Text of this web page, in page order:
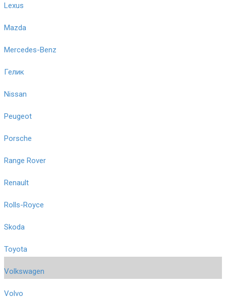
Lexus
Mazda
Mercedes-Benz
Гелик
Nissan
Peugeot
Porsche
Range Rover
Renault
Rolls-Royce
Skoda
Toyota
Volkswagen
Volvo